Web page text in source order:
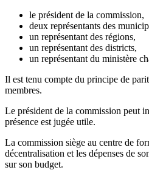
le président de la commission,
deux représentants des
un représentant des régions,
un représentant des districts,
un représentant du ministère
Il est tenu compte du principe de
membres.
Le président de la commission peut
présence est jugée utile.
La commission siège au centre de
décentralisation et les dépenses de
sur son budget.